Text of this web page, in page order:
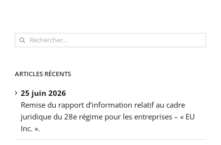
Rechercher:
ARTICLES RÉCENTS
25 juin 2026
Remise du rapport d’information relatif au cadre
juridique du 28e régime pour les entreprises – « EU
Inc. ».